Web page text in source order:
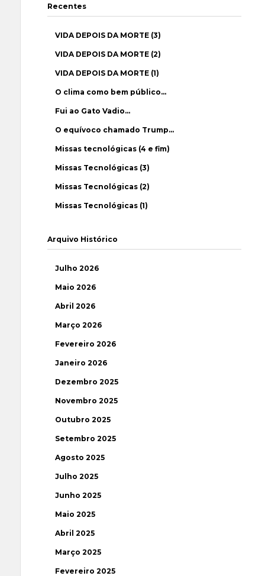
Recentes
VIDA DEPOIS DA MORTE (3)
VIDA DEPOIS DA MORTE (2)
VIDA DEPOIS DA MORTE (1)
O clima como bem público…
Fui ao Gato Vadio…
O equívoco chamado Trump…
Missas tecnológicas (4 e fim)
Missas Tecnológicas (3)
Missas Tecnológicas (2)
Missas Tecnológicas (1)
Arquivo Histórico
Julho 2026
Maio 2026
Abril 2026
Março 2026
Fevereiro 2026
Janeiro 2026
Dezembro 2025
Novembro 2025
Outubro 2025
Setembro 2025
Agosto 2025
Julho 2025
Junho 2025
Maio 2025
Abril 2025
Março 2025
Fevereiro 2025